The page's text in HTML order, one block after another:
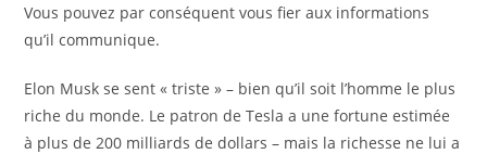
Vous pouvez par conséquent vous fier aux informations
qu’il communique.
Elon Musk se sent « triste » – bien qu’il soit l’homme le plus
riche du monde. Le patron de Tesla a une fortune estimée
à plus de 200 milliards de dollars – mais la richesse ne lui a